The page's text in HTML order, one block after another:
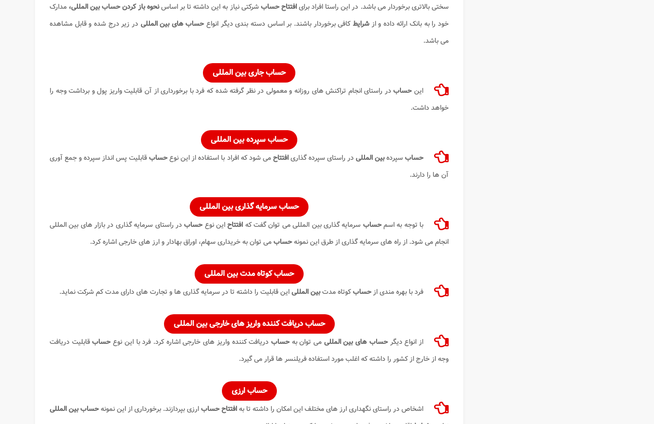
سختی بالاتری برخوردار می باشد. در این راستا افراد برایافتتاح حسابشرکتی نیاز به این داشته تا بر اساسنحوه باز کردن حساب بین المللی، مدارک
خود را به بانک ارائه داده و ازشرایطکافی برخوردار باشند. بر اساس دسته بندی دیگر انواعحساب های بین المللی در زیر درج شده و قابل مشاهده
می باشد.
حساب جاری بین المللی
اینحسابدر راستای انجام تراکنش های روزانه و معمولی در نظر گرفته شده که فرد با برخورداری از آن قابلیت واریز پول و برداشت وجه را
خواهد داشت.
حساب سپردهبین المللی
حسابسپردهبین المللیدر راستای سپرده گذاریافتتاحمی شود که افراد با استفاده از این نوعحسابقابلیت پس انداز سپرده و جمع آوری
آن ها را دارند.
حساب سرمایه گذاریبین المللی
با توجه به اسمحساب سرمایه گذاری بین المللی می توان گفت که افتتاحاین نوعحسابدر راستای سرمایه گذاری در بازار های بین المللی
انجام می شود. از راه های سرمایه گذاری از طرق این نمونهحسابمی توان به خریداری سهام، اوراق بهادار و ارز های خارجی اشاره کرد.
حساب کوتاه مدت بین المللی
فرد با بهره مندی ازحسابکوتاه مدتبین المللیاین قابلیت را داشته تا در سرمایه گذاری ها و تجارت های دارای مدت کم شرکت نماید.
حساب دریافت کننده واریز های خارجی بین المللی
از انواع دیگرحساب های بین المللی می توان بهحساب دریافت کننده واریز های خارجی اشاره کرد. فرد با این نوعحسابقابلیت دریافت
وجه از خارج از کشور را داشته که اغلب مورد استفاده فریلنسر ها قرار می گیرد.
حساب ارزی
اشخاص در راستای نگهداری ارز های مختلف این امکان را داشته تا بهافتتاح حسابارزی بپردازند. برخورداری از این نمونهحساب بین المللی